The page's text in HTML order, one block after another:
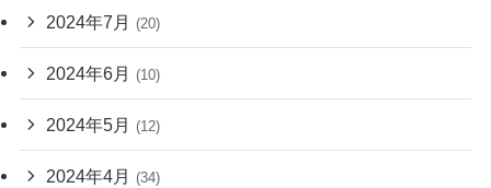
2024年7月 (20)
2024年6月 (10)
2024年5月 (12)
2024年4月 (34)